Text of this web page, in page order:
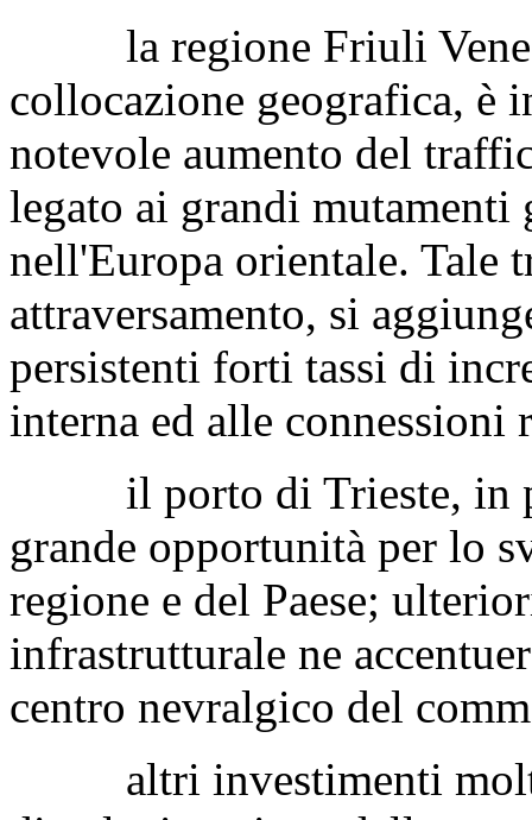
la regione Friuli
collocazione geografica, è
notevole aumento del
legato ai grandi
nell'Europa orientale. Tale
attraversamento, si
persistenti forti tassi di
interna ed alle
il porto di Trieste, in
grande opportunità per lo
regione e del Paese;
infrastrutturale ne
centro nevralgico del
altri investimenti molto